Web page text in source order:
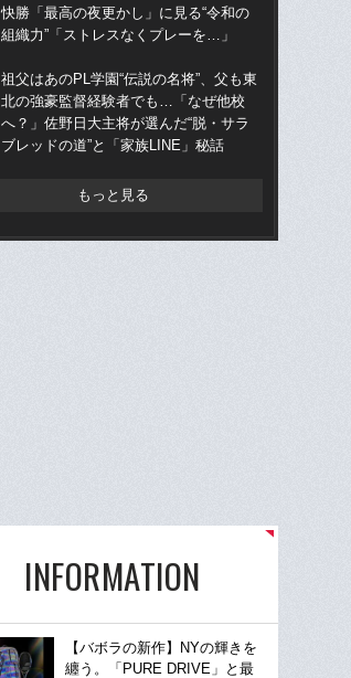
快勝「最高の夜更かし」に見る“令和の
組織力”「ストレスなくプレーを…」
祖父はあのPL学園“伝説の名将”、父も東
北の強豪監督経験者でも…「なぜ他校
へ？」佐野日大主将が選んだ“脱・サラ
ブレッドの道”と「家族LINE」秘話
もっと見る
INFORMATION
【バボラの新作】NYの輝きを
纏う。「PURE DRIVE」と最